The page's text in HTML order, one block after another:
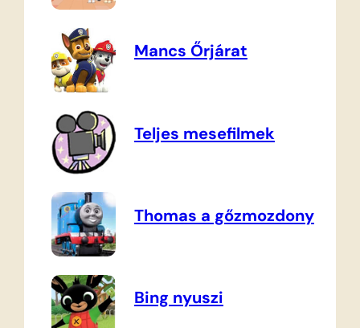
Mancs Őrjárat
Teljes mesefilmek
Thomas a gőzmozdony
Bing nyuszi